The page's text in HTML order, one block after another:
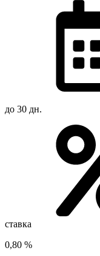
до 30 дн.
ставка
0,80 %